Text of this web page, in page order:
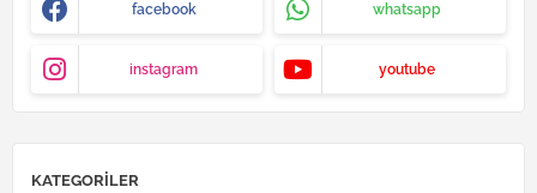
facebook whatsapp
instagram youtube
KATEGORILER